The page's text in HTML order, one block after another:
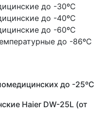
до -30ºС
до -40ºС
до -60ºС
до -86ºС
до -25ºС
Haier DW-25L (от